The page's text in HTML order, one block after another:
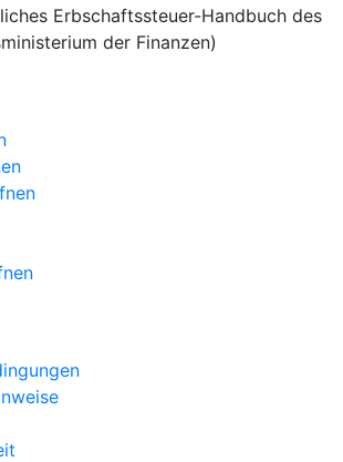
Erbschaftssteuer-Handbuch des
der Finanzen)